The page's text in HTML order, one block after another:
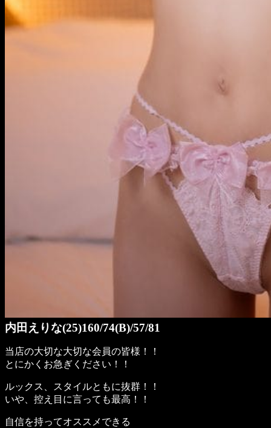
内田えりな(25)160/74(B)/57/81
当店の大切な大切な会員の皆様！！
とにかくお急ぎください！！
ルックス、スタイルともに抜群！！
いや、控え目に言っても最高！！
自信を持ってオススメできる